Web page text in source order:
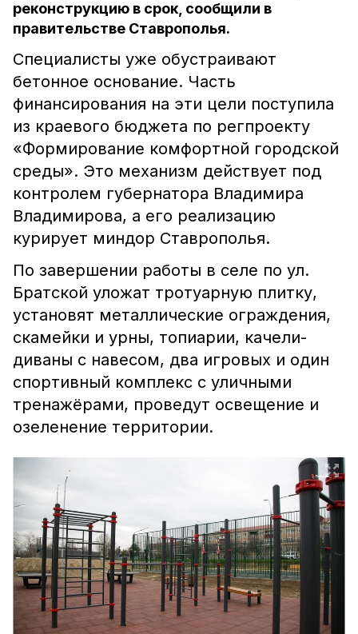
реконструкцию в срок, сообщили в
правительстве Ставрополья.
Специалисты уже обустраивают
бетонное основание. Часть
финансирования на эти цели поступила
из краевого бюджета по регпроекту
«Формирование комфортной городской
среды». Это механизм действует под
контролем губернатора Владимира
Владимирова, а его реализацию
курирует миндор Ставрополья.
По завершении работы в селе по ул.
Братской уложат тротуарную плитку,
установят металлические ограждения,
скамейки и урны, топиарии, качели-
диваны с навесом, два игровых и один
спортивный комплекс с уличными
тренажёрами, проведут освещение и
озеленение территории.